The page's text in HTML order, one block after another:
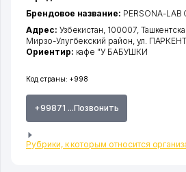
Код страны: +998
+99871 ...Позвонить
Рубрики, к которым относится
Брендовое название: PERSONA-
Адрес: Узбекистан, 100007,
Мирзо-Улугбекский район, ул.
Ориентир: кафе "У БАБУШКИ